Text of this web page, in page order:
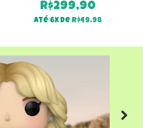
R$299,90
Até 6x de R$49,98